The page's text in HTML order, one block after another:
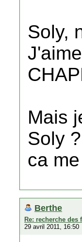
Soly,
Mais
Soly
ca
Berthe
Re: recherche
29 avril 2011, 16:50